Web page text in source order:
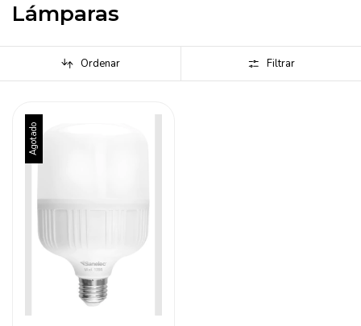
Lámparas
Ordenar Filtrar
Agotado